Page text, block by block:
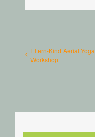
Eltern-Kind Aerial Yoga
Workshop